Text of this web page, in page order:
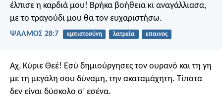
έλπισε η καρδιά μου! Βρήκα βοήθεια κι αναγάλλιασα,
με το τραγούδι μου θα τον ευχαριστήσω.
ΨΑΛΜΌΣ 28:7 εμπιστοσύνη λατρεία επαινος
Αχ, Κύριε Θεέ! Εσύ δημιούργησες τον ουρανό και τη γη
με τη μεγάλη σου δύναμη, την ακαταμάχητη. Τίποτα
δεν είναι δύσκολο σ’ εσένα.